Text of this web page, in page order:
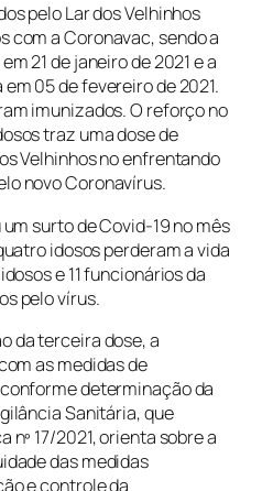
pelo Lar dos Velhinhos
com a Coronavac, sendo a
21 de janeiro de 2021 e a
05 de fevereiro de 2021.
imunizados. O reforço no
traz uma dose de
Velhinhos no enfrentando
novo Coronavírus.
surto de Covid-19 no mês
idosos perderam a vida
e 11 funcionários da
pelo vírus.
da terceira dose, a
as medidas de
determinação da
Sanitária, que
nº 17/2021, orienta sobre a
das medidas
e controle da